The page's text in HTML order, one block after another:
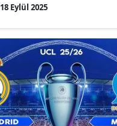
18 Eylül 2025